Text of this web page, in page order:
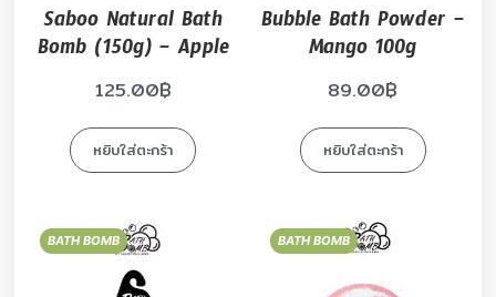
Saboo Natural Bath
Bomb (150g) – Apple
125.00฿
หยิบใส่ตะกร้า
Bubble Bath Powder –
Mango 100g
89.00฿
หยิบใส่ตะกร้า
BATH BOMB BATH BOMB